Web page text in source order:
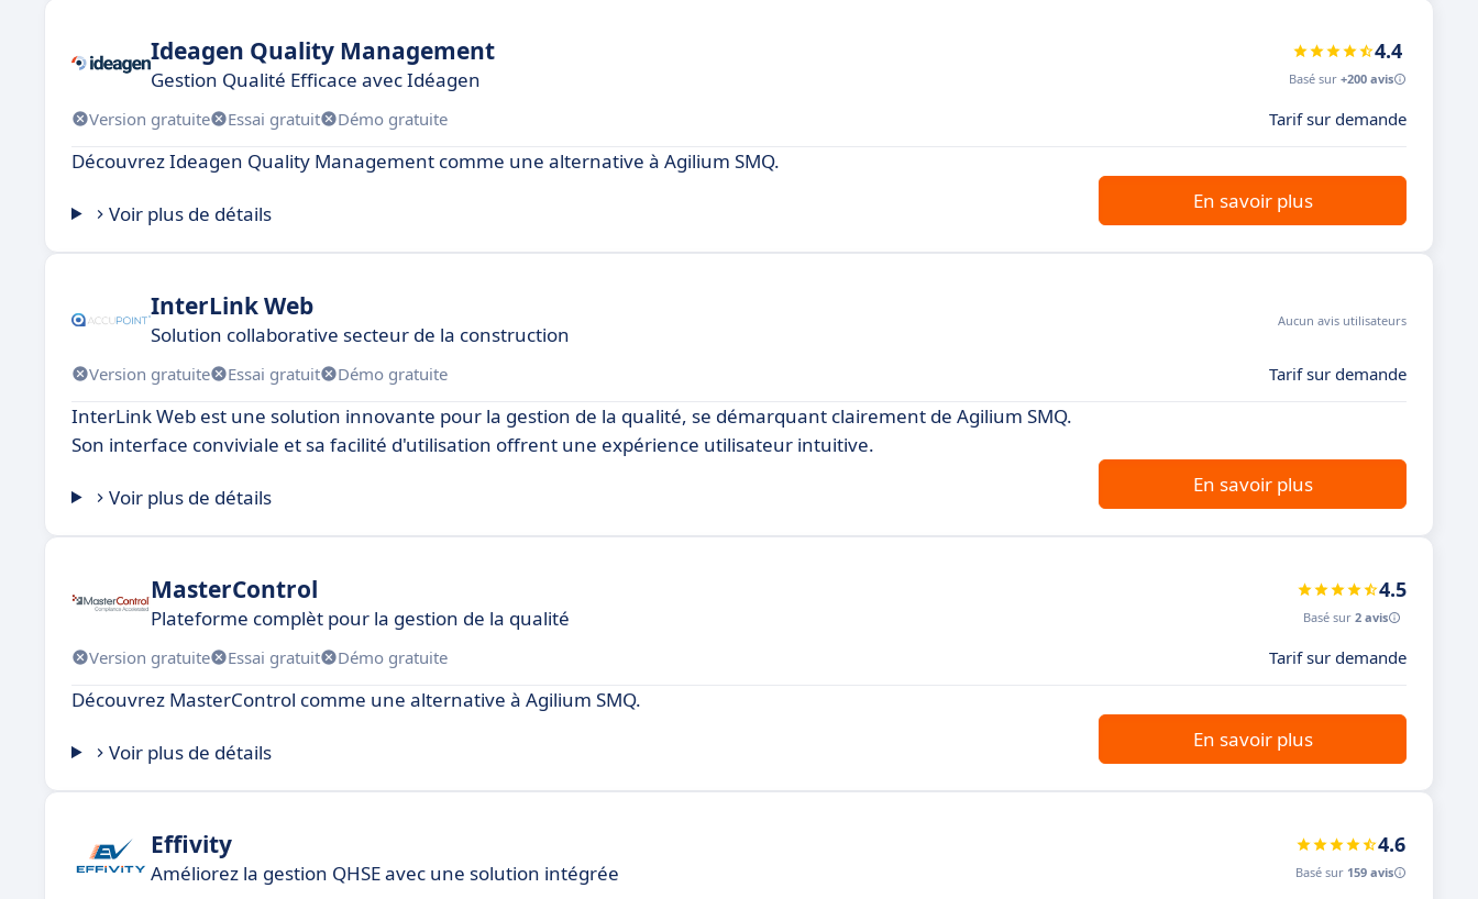
Ideagen Quality Management
Gestion Qualité Efficace avec Idéagen
4.4
Basé sur +200 avis
Version gratuite Essai gratuit Démo gratuite Tarif sur demande
Découvrez Ideagen Quality Management comme une alternative à Agilium SMQ.
Voir plus de détails
En savoir plus
InterLink Web
Solution collaborative secteur de la construction
Aucun avis utilisateurs
Version gratuite Essai gratuit Démo gratuite Tarif sur demande
InterLink Web est une solution innovante pour la gestion de la qualité, se démarquant clairement de Agilium SMQ.
Son interface conviviale et sa facilité d'utilisation offrent une expérience utilisateur intuitive.
Voir plus de détails
En savoir plus
MasterControl
Plateforme complèt pour la gestion de la qualité
4.5
Basé sur 2 avis
Version gratuite Essai gratuit Démo gratuite Tarif sur demande
Découvrez MasterControl comme une alternative à Agilium SMQ.
Voir plus de détails
En savoir plus
Effivity
Améliorez la gestion QHSE avec une solution intégrée
4.6
Basé sur 159 avis